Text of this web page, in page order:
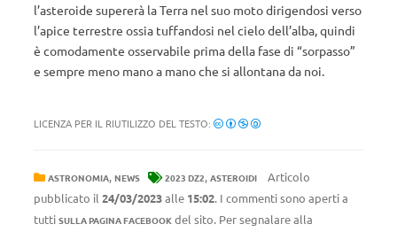
l’asteroide supererà la Terra nel suo moto dirigendosi verso
l’apice terrestre ossia tuffandosi nel cielo dell’alba, quindi
è comodamente osservabile prima della fase di “sorpasso”
e sempre meno mano a mano che si allontana da noi.
LICENZA PER IL RIUTILIZZO DEL TESTO:
ASTRONOMIA, NEWS 2023 DZ2, ASTEROIDI
Articolo
pubblicato il 24/03/2023alle 15:02. I commenti sono aperti a
tutti SULLA PAGINA FACEBOOK del sito. Per segnalare alla